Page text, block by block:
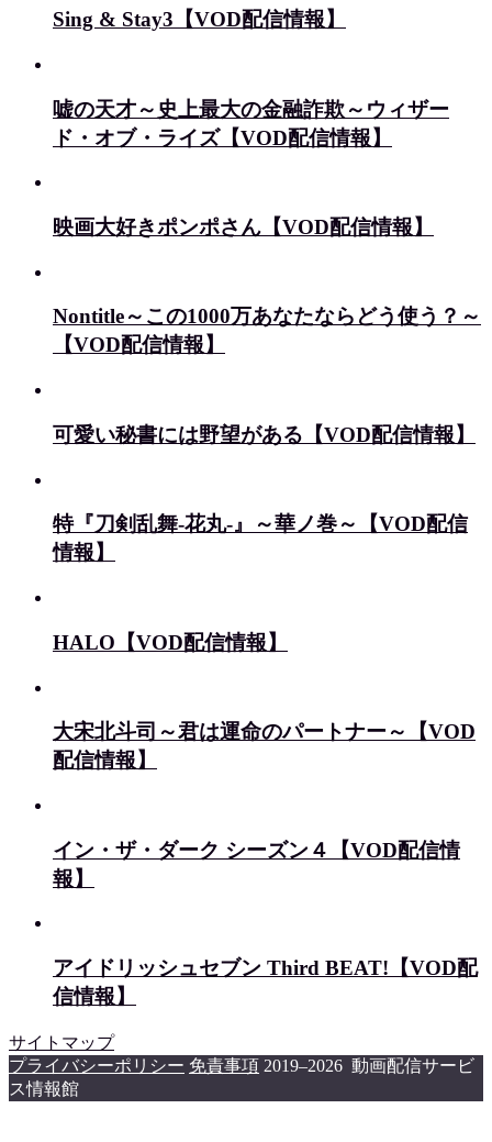
Sing & Stay3【VOD配信情報】
嘘の天才～史上最大の金融詐欺～ウィザー
ド・オブ・ライズ【VOD配信情報】
映画大好きポンポさん【VOD配信情報】
Nontitle～この1000万あなたならどう使う？～
【VOD配信情報】
可愛い秘書には野望がある【VOD配信情報】
特『刀剣乱舞-花丸-』～華ノ巻～【VOD配信
情報】
HALO【VOD配信情報】
大宋北斗司～君は運命のパートナー～【VOD
配信情報】
イン・ザ・ダーク シーズン４【VOD配信情
報】
アイドリッシュセブン Third BEAT!【VOD配
信情報】
サイトマップ
プライバシーポリシー 免責事項 2019–2026 動画配信サービ
ス情報館